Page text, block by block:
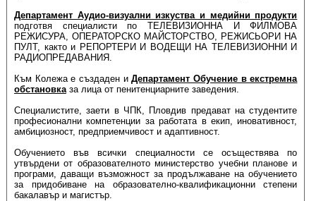
Департамент Аудио-визуални изкуства и медийни продукти
подготвя специалисти по ТЕЛЕВИЗИОННА И ФИЛМОВА
РЕЖИСУРА, ОПЕРАТОРСКО МАЙСТОРСТВО, РЕЖИСЬОРИ НА
ПУЛТ, както и РЕПОРТЕРИ И ВОДЕЩИ НА ТЕЛЕВИЗИОННИ И
РАДИОПРЕДАВАНИЯ.
Към Колежа е създаден иДепартамент Обучение в екстремна
обстановказа лица от пенитенциарните заведения.
Специалистите, заети в ЧПК, Пловдив предават на студентите
професионални компетенции за работата в екип, иновативност,
амбициозност, предприемчивост и адаптивност.
Обучението във всички специалности се осъществява по
утвърдени от образователното министерство учебни планове и
програми, даващи възможност за продължаване на обучението
за придобиване на образователно-квалификационни степени
бакалавър и магистър.